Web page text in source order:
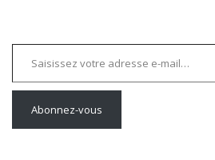
Saisissez votre adresse e-mail…
Abonnez-vous